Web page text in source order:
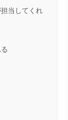
当してくれ